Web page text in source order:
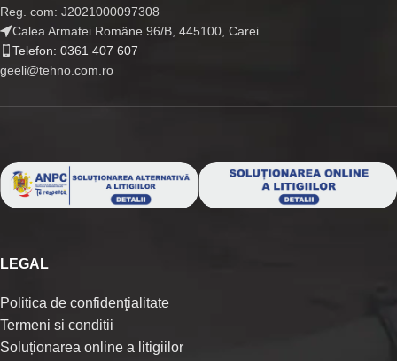
Reg. com: J2021000097308
Calea Armatei Române 96/B, 445100, Carei
Telefon: 0361 407 607
geeli@tehno.com.ro
LEGAL
Politica de confidenţialitate
Termeni si conditii
Soluționarea online a litigiilor